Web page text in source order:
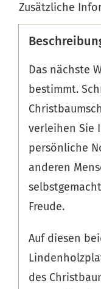
Zusätzliche
Das nächste
bestimmt.
verleihen Sie
persönliche
anderen
Freude.
Auf diesen
des